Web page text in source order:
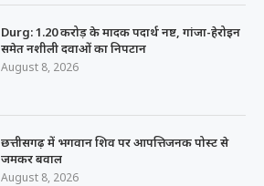
Durg: 1.20 करोड़ के मादक पदार्थ नष्ट, गांजा-हेरोइन
समेत नशीली दवाओं का निपटान
August 8, 2026
छत्तीसगढ़ में भगवान शिव पर आपत्तिजनक पोस्ट से
जमकर बवाल
August 8, 2026